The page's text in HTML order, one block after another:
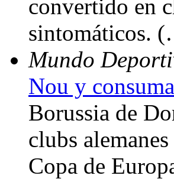
convertido en
sintomáticos.
Mundo
Nou y
Borussia de
clubs
Copa de